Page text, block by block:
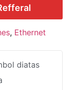
, Ethernet
diatas